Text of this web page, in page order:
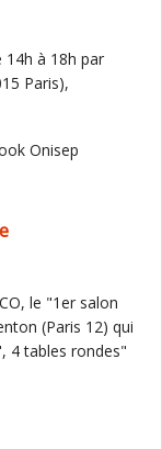
14h à 18h par
Paris),
Onisep
le "1er salon
(Paris 12) qui
4 tables rondes"